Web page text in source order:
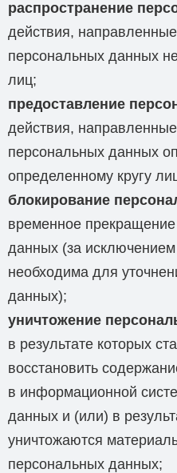
распространение
действия,
персональных данных
лиц;
предоставление
действия,
персональных данных
определенному кругу
блокирование
временное
данных (за
необходима для
данных);
уничтожение
в результате которых
восстановить
в информационной
данных и (или) в
уничтожаются
персональных данных;